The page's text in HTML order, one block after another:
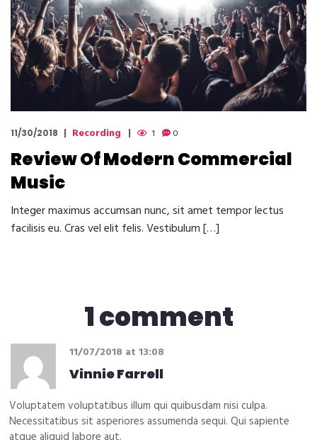
11/30/2018 Recording 1 0
Review Of Modern Commercial
Music
Integer maximus accumsan nunc, sit amet tempor lectus
facilisis eu. Cras vel elit felis. Vestibulum […]
1 comment
11/07/2018 at 13:08
Vinnie Farrell
Voluptatem voluptatibus illum qui quibusdam nisi culpa.
Necessitatibus sit asperiores assumenda sequi. Qui sapiente